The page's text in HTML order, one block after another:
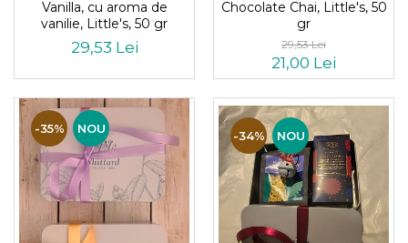
Vanilla, cu aroma de
vanilie, Little's, 50 gr
29,53 Lei
Chocolate Chai, Little's, 50
gr
29,53 Lei
21,00 Lei
-35% NOU -34% NOU